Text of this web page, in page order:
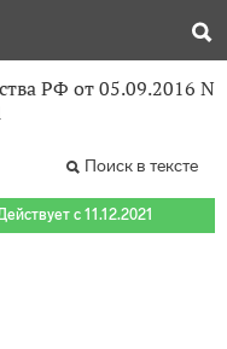
РФ от 05.09.2016 N
Поиск в тексте
с 11.12.2021